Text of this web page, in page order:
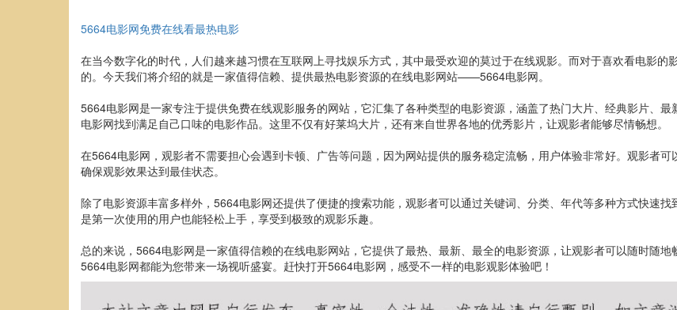
5664电影网免费在线看最热电影
在当今数字化的时代，人们越来越习惯在互联网上寻找娱乐方式，其中最受欢迎的莫过于在线观影。而对于喜欢看电影
的。今天我们将介绍的就是一家值得信赖、提供最热电影资源的在线电影网站——5664电影网。
5664电影网是一家专注于提供免费在线观影服务的网站，它汇集了各种类型的电影资源，涵盖了热门大片、经典影片、
电影网找到满足自己口味的电影作品。这里不仅有好莱坞大片，还有来自世界各地的优秀影片，让观影者能够尽情畅想。
在5664电影网，观影者不需要担心会遇到卡顿、广告等问题，因为网站提供的服务稳定流畅，用户体验非常好。观影者
确保观影效果达到最佳状态。
除了电影资源丰富多样外，5664电影网还提供了便捷的搜索功能，观影者可以通过关键词、分类、年代等多种方式快速
是第一次使用的用户也能轻松上手，享受到极致的观影乐趣。
总的来说，5664电影网是一家值得信赖的在线电影网站，它提供了最热、最新、最全的电影资源，让观影者可以随时随
5664电影网都能为您带来一场视听盛宴。赶快打开5664电影网，感受不一样的电影观影体验吧！